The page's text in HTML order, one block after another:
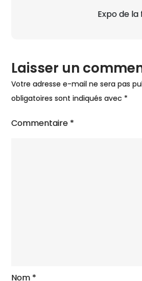
Expo de
Laisser un
Votre adresse e-mail ne sera pas
obligatoires sont indiqués avec *
Commentaire *
Nom *